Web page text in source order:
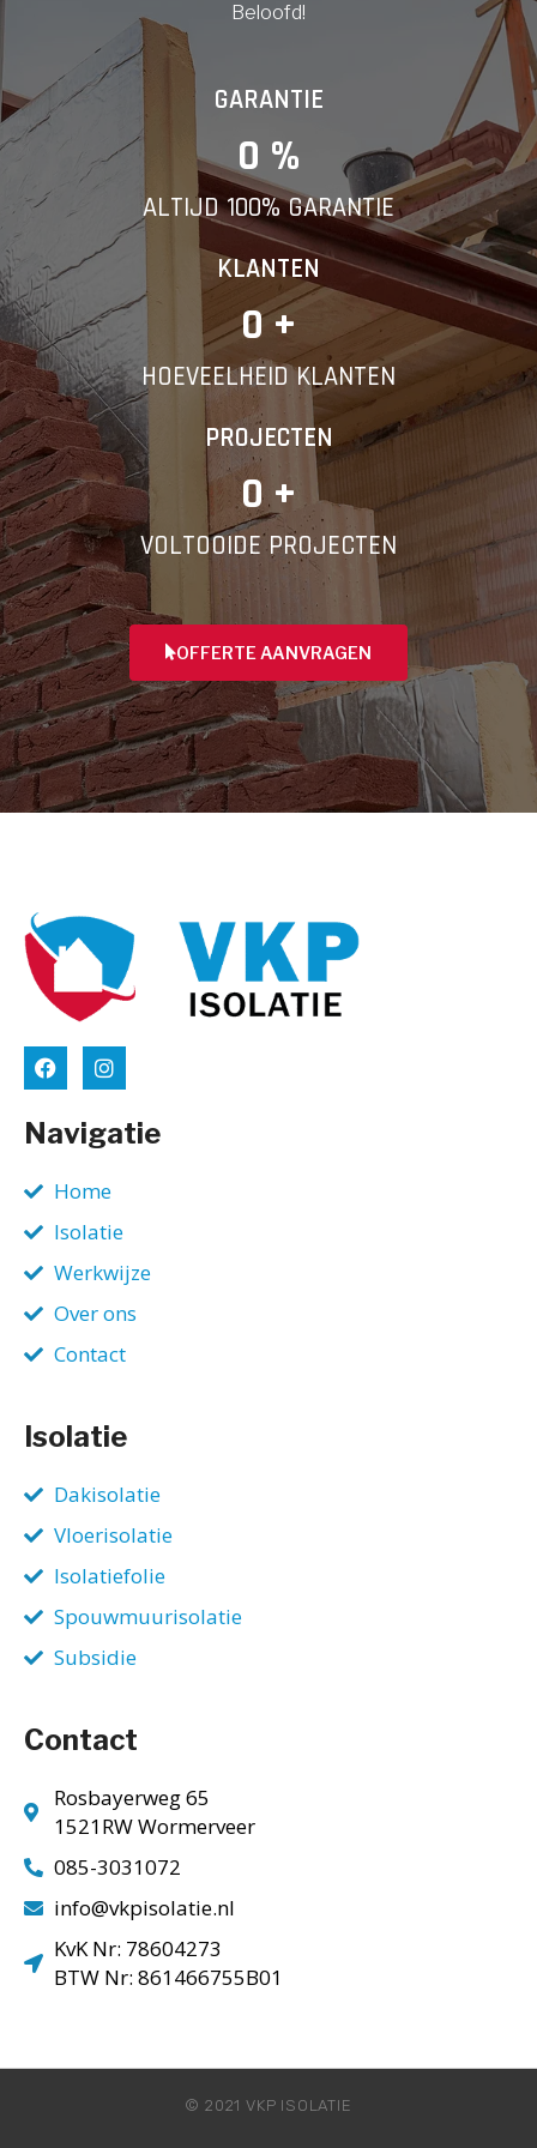
Beloofd!
GARANTIE
0 %
ALTIJD 100% GARANTIE
KLANTEN
0 +
HOEVEELHEID KLANTEN
PROJECTEN
0 +
VOLTOOIDE PROJECTEN
OFFERTE AANVRAGEN
Navigatie
Home
Isolatie
Werkwijze
Over ons
Contact
Isolatie
Dakisolatie
Vloerisolatie
Isolatiefolie
Spouwmuurisolatie
Subsidie
Contact
Rosbayerweg 65
1521RW Wormerveer
085-3031072
info@vkpisolatie.nl
KvK Nr: 78604273
BTW Nr: 861466755B01
© 2021 VKP ISOLATIE